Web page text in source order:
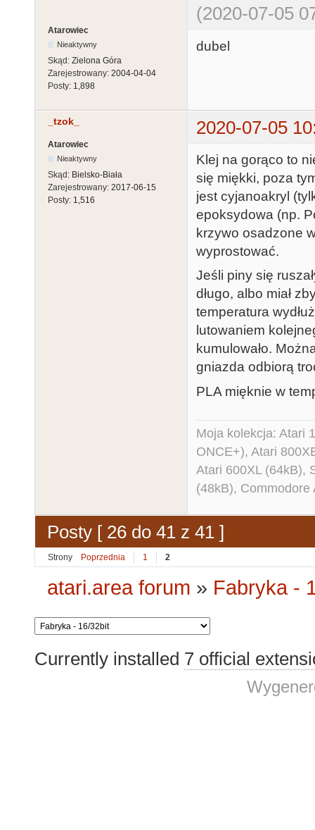
(2020-07-05
Atarowiec
Nieaktywny
Skąd: Zielona Góra
Zarejestrowany: 2004-04-04
Posty: 1,898
dubel
_tzok_ 2020-07-05
Atarowiec
Nieaktywny
Skąd: Bielsko-Biała
Zarejestrowany: 2017-06-15
Posty: 1,516
Klej na gorąco to
się miękki, poza
jest cyjanoakryl
epoksydowa (np.
krzywo osadzone
wyprostować.
Jeśli piny się
długo, albo miał
temperatura
lutowaniem
kumulowało.
gniazda odbiorą
PLA mięknie w
Moja kolekcja: Atari
ONCE+), Atari
Atari 600XL (64kB),
(48kB),
Posty [ 26 do 41 z 41 ]
Strony Poprzednia 1 2
atari.area forum » Fabryka -
Currently installed 7 official